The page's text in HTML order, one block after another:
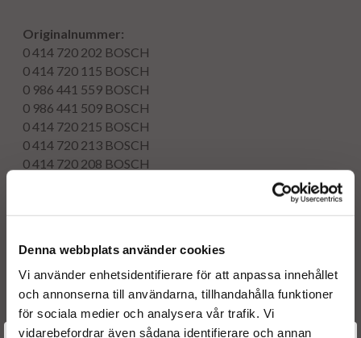
Denna webbplats använder cookies
Vi använder enhetsidentifierare för att anpassa innehållet
och annonserna till användarna, tillhandahålla funktioner
för sociala medier och analysera vår trafik. Vi
vidarebefordrar även sådana identifierare och annan
Originalnummer:
0 414 720 202 BOSCH
0 414 720 115 BOSCH
0 986 441 559 BOSCH
0 986 441 509 BOSCH
0 414 720 215 BOSCH
0 414 720 213 BOSCH
0 414 720 208 BOSCH
0414720115BOSCH
0986441509BOSCH
0414720215BOSCH
0414720213BOSCH
0414720208BOSCH
0414720206BOSCH